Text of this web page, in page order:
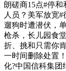
朗磋商15点#停
人员？美军放宽
遛狗时遭潜伏，
枪杀，长儿园食
折、挑和只需你
一时间删除处置
化?中国信科集团